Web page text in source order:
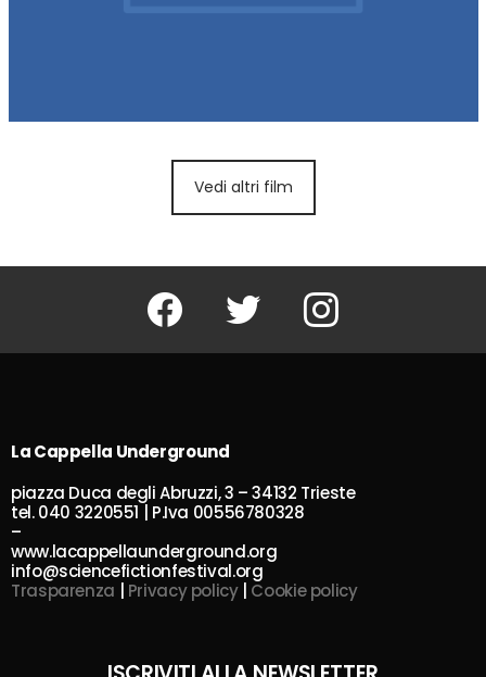
Vedi altri film
Facebook Twitter Instagram
La Cappella Underground
piazza Duca degli Abruzzi, 3 – 34132 Trieste
tel. 040 3220551 | P.Iva 00556780328
–
www.lacappellaunderground.org
info@sciencefictionfestival.org
Trasparenza | Privacy policy| Cookie policy